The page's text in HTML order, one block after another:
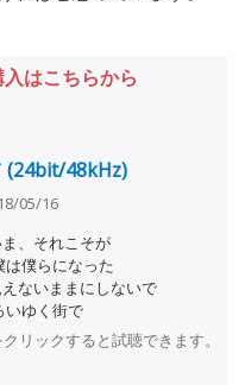
はこちらから
(24bit/48kHz)
05/16
、それこそが
は僕らになった
えないままにしないで
いゆく街で
リックすると試聴できます。